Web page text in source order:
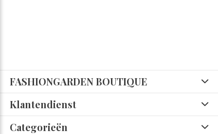
FASHIONGARDEN BOUTIQUE
Klantendienst
Categorieën